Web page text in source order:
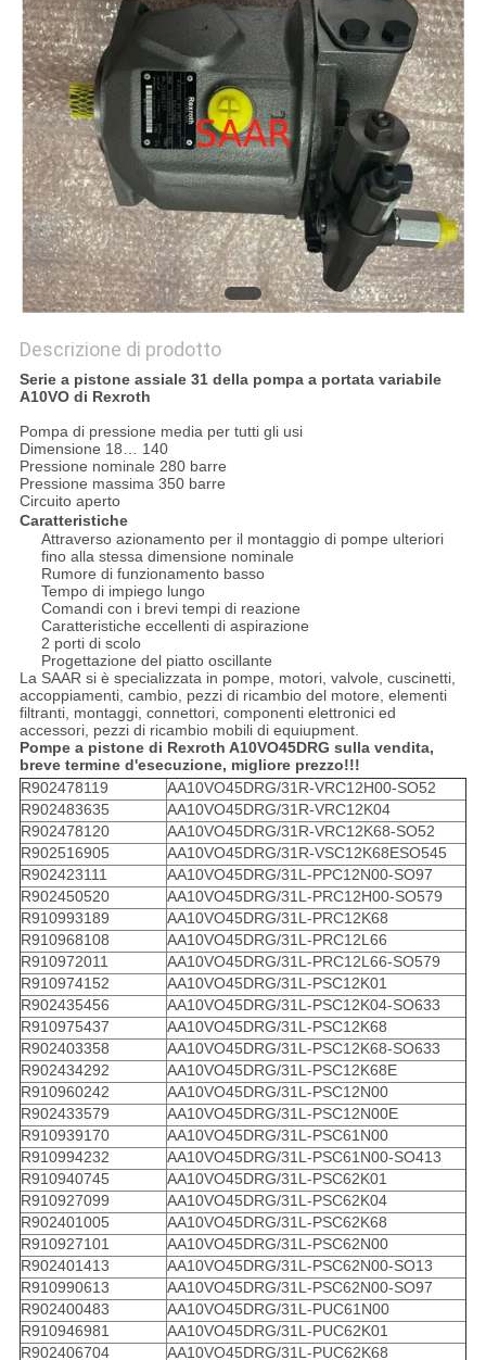
Descrizione di prodotto
Serie a pistone assiale 31 della pompa a portata variabile
A10VO di Rexroth
Pompa di pressione media per tutti gli usi
Dimensione 18… 140
Pressione nominale 280 barre
Pressione massima 350 barre
Circuito aperto
Caratteristiche
Attraverso azionamento per il montaggio di pompe ulteriori
fino alla stessa dimensione nominale
Rumore di funzionamento basso
Tempo di impiego lungo
Comandi con i brevi tempi di reazione
Caratteristiche eccellenti di aspirazione
2 porti di scolo
Progettazione del piatto oscillante
La SAAR si è specializzata in pompe, motori, valvole, cuscinetti,
accoppiamenti, cambio, pezzi di ricambio del motore, elementi
filtranti, montaggi, connettori, componenti elettronici ed
accessori, pezzi di ricambio mobili di equiupment.
Pompe a pistone di Rexroth A10VO45DRG sulla vendita,
breve termine d'esecuzione, migliore prezzo!!!
R902478119
AA10VO45DRG/31R-VRC12H00-SO52
R902483635
AA10VO45DRG/31R-VRC12K04
R902478120
AA10VO45DRG/31R-VRC12K68-SO52
R902516905
AA10VO45DRG/31R-VSC12K68ESO545
R902423111
AA10VO45DRG/31L-PPC12N00-SO97
R902450520
AA10VO45DRG/31L-PRC12H00-SO579
R910993189
AA10VO45DRG/31L-PRC12K68
R910968108
AA10VO45DRG/31L-PRC12L66
R910972011
AA10VO45DRG/31L-PRC12L66-SO579
R910974152
AA10VO45DRG/31L-PSC12K01
R902435456
AA10VO45DRG/31L-PSC12K04-SO633
R910975437
AA10VO45DRG/31L-PSC12K68
R902403358
AA10VO45DRG/31L-PSC12K68-SO633
R902434292
AA10VO45DRG/31L-PSC12K68E
R910960242
AA10VO45DRG/31L-PSC12N00
R902433579
AA10VO45DRG/31L-PSC12N00E
R910939170
AA10VO45DRG/31L-PSC61N00
R910994232
AA10VO45DRG/31L-PSC61N00-SO413
R910940745
AA10VO45DRG/31L-PSC62K01
R910927099
AA10VO45DRG/31L-PSC62K04
R902401005
AA10VO45DRG/31L-PSC62K68
R910927101
AA10VO45DRG/31L-PSC62N00
R902401413
AA10VO45DRG/31L-PSC62N00-SO13
R910990613
AA10VO45DRG/31L-PSC62N00-SO97
R902400483
AA10VO45DRG/31L-PUC61N00
R910946981
AA10VO45DRG/31L-PUC62K01
R902406704
AA10VO45DRG/31L-PUC62K68